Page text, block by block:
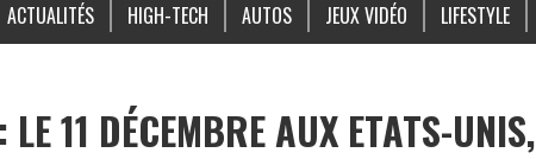
ACTUALITÉS HIGH-TECH AUTOS JEUX VIDÉO LIFESTYLE
11 DÉCEMBRE AUX ETATS-UNIS,